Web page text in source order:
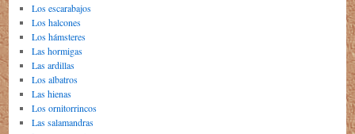
Los escarabajos
Los halcones
Los hámsteres
Las hormigas
Las ardillas
Los albatros
Las hienas
Los ornitorrincos
Las salamandras